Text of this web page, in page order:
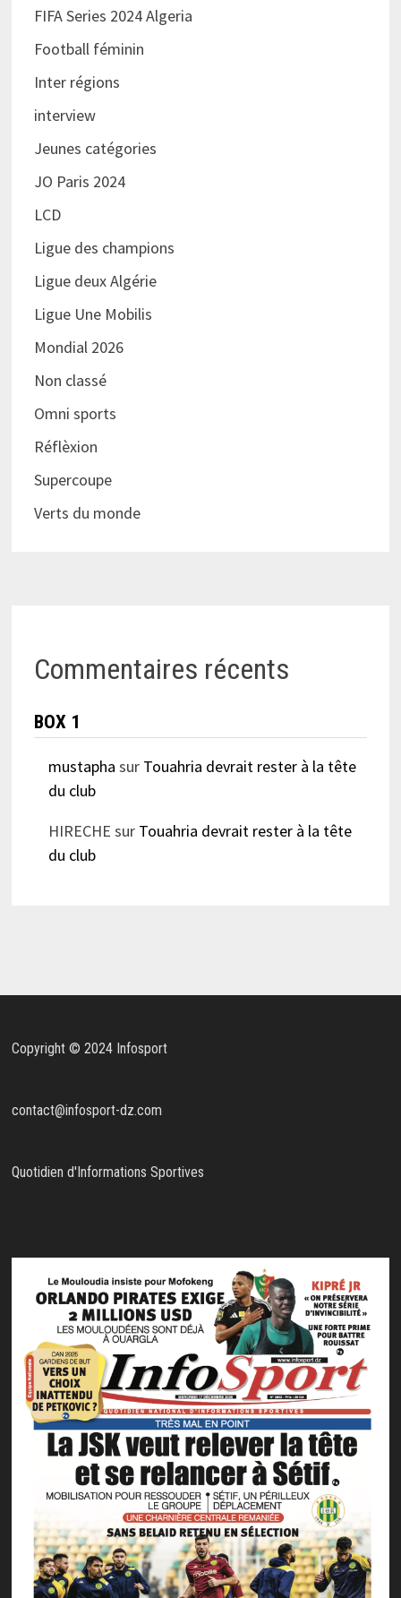
FIFA Series 2024 Algeria
Football féminin
Inter régions
interview
Jeunes catégories
JO Paris 2024
LCD
Ligue des champions
Ligue deux Algérie
Ligue Une Mobilis
Mondial 2026
Non classé
Omni sports
Réflèxion
Supercoupe
Verts du monde
Commentaires récents
BOX 1
mustapha sur Touahria devrait rester à la tête
du club
HIRECHE sur Touahria devrait rester à la tête
du club
Copyright © 2024 Infosport
contact@infosport-dz.com
Quotidien d'Informations Sportives